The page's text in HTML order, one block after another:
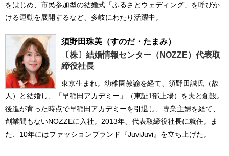
をはじめ、市民参加型の結婚式「ふるさとウェディング」を呼びか
ける運動を展開するなど、多岐にわたり活躍中。
須野田珠美 （すのだ・たまみ）
〔株〕結婚情報センター（NOZZE）代表取
締役社長
東京生まれ。幼稚園教諭を経て、須野田誠氏（故
人）と結婚し、「早稲田アカデミー」（東証1部上場）を夫と創設。
後進が育った時点で早稲田アカデミーを引退し、専業主婦を経て、
創業間もないNOZZEに入社。2013年、代表取締役社長に就任。ま
た、10年にはファッションブランド『JuviJuvi』を立ち上げた。